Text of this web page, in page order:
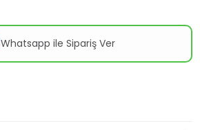
Whatsapp ile Sipariş Ver